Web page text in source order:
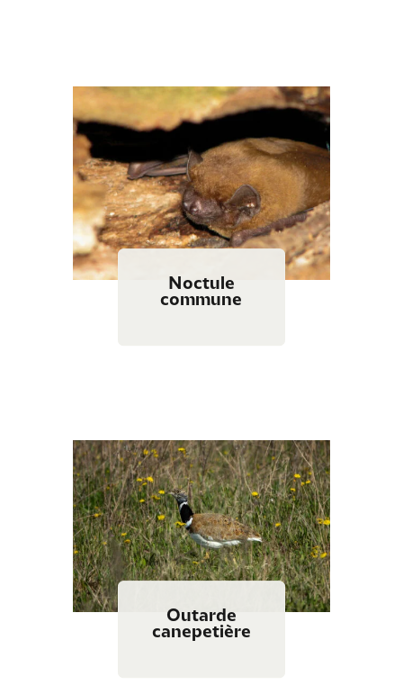
Noctule
commune
Outarde
canepetière